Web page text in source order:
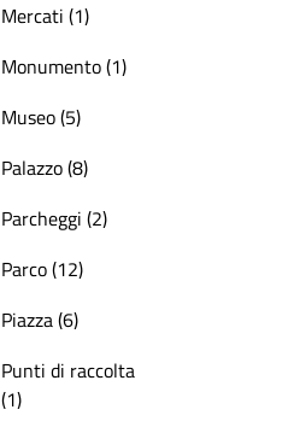
Mercati (1)
Monumento (1)
Museo (5)
Palazzo (8)
Parcheggi (2)
Parco (12)
Piazza (6)
Punti di raccolta
(1)